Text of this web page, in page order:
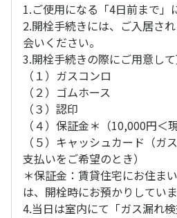
1.ご使用になる「4日前まで」
2.開栓手続きには、ご入居さ
会いください。
3.開栓手続きの際にご用意し
（１）ガスコンロ
（２）ゴムホース
（３）認印
（４）保証金＊（10,000円＜
（５）キャッシュカード（ガ
支払いをご希望のとき）
＊保証金：賃貸住宅にお住ま
は、開栓時にお預かりしていま
4.当日は室内にて「ガス漏れ